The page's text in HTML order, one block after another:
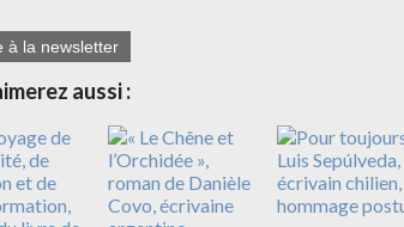
à la newsletter
aussi :